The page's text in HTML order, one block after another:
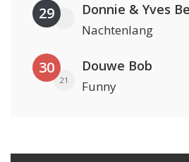
29 Donnie & Yves
Nachtenlang
30
21
Douwe Bob
Funny